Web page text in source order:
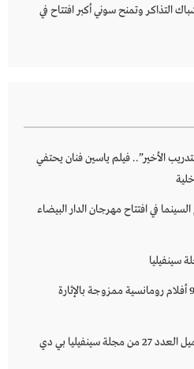
التذاكر وتمنح سوني أكبر افتتاح في
الأخير”.. فيلم ياسين فنان يحتفي
في افتتاح مهرجان الدار البيضاء
سينفيليا
أفضل 9 أفلام رومانسية ممزوجة بالإثارة
تحميل العدد 27 من مجلة سينفيليا بي دي